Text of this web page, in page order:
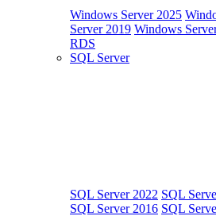
Windows Server 2025
Server 2019 Windows
RDS
SQL Server
SQL Server 2022 SQL
SQL Server 2016 SQL